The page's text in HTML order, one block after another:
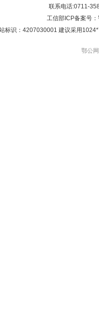
联系电话:0711-
工信部ICP备案号：
标识：4207030001 建议采用
鄂公